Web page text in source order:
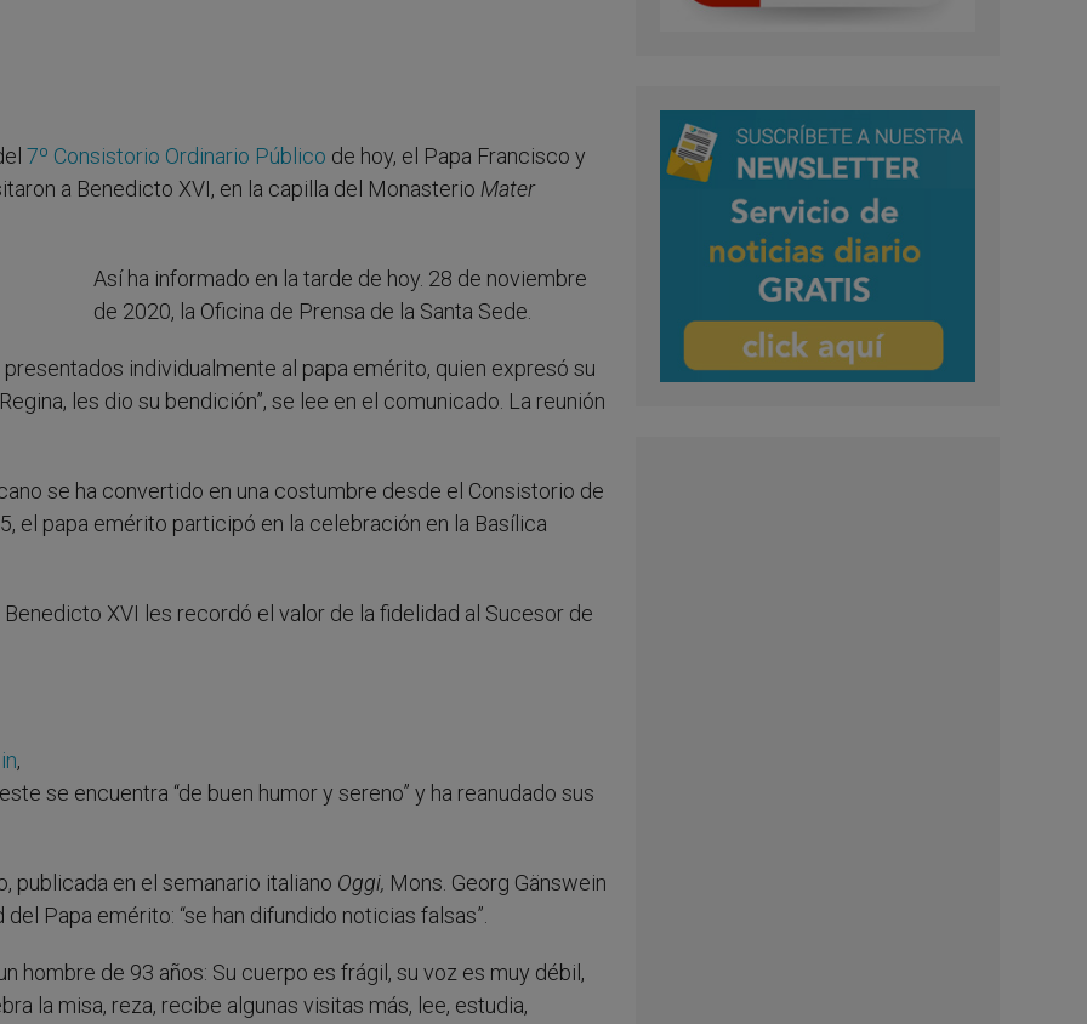
7º Consistorio Ordinario Público de hoy, el Papa Francisco y
a Benedicto XVI, en la capilla del Monasterio Mater
Así ha informado en la tarde de hoy. 28 de noviembre
de 2020, la Oficina de Prensa de la Santa Sede.
individualmente al papa emérito, quien expresó su
les dio su bendición”, se lee en el comunicado. La reunión
se ha convertido en una costumbre desde el Consistorio de
el papa emérito participó en la celebración en la Basílica
XVI les recordó el valor de la fidelidad al Sucesor de
,
se encuentra “de buen humor y sereno” y ha reanudado sus
publicada en el semanario italiano Oggi, Mons. Georg Gänswein
Papa emérito: “se han difundido noticias falsas”.
hombre de 93 años: Su cuerpo es frágil, su voz es muy débil,
la misa, reza, recibe algunas visitas más, lee, estudia,